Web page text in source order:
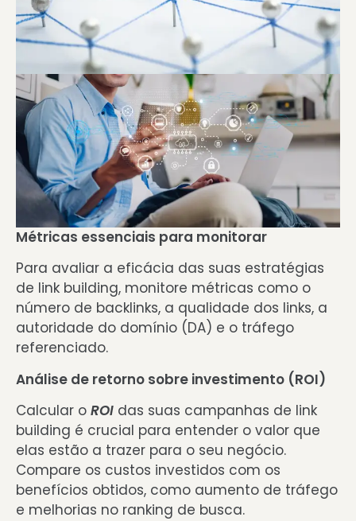
Métricas essenciais para monitorar
Para avaliar a eficácia das suas estratégias
de link building, monitore métricas como o
número de backlinks, a qualidade dos links, a
autoridade do domínio (DA) e o tráfego
referenciado.
Análise de retorno sobre investimento (ROI)
Calcular o ROI das suas campanhas de link
building é crucial para entender o valor que
elas estão a trazer para o seu negócio.
Compare os custos investidos com os
benefícios obtidos, como aumento de tráfego
e melhorias no ranking de busca.